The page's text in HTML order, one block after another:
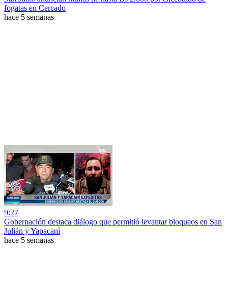
fogatas en Cercado
hace 5 semanas
9:27
Gobernación destaca diálogo que permitió levantar bloqueos en San
Julián y Yapacaní
hace 5 semanas